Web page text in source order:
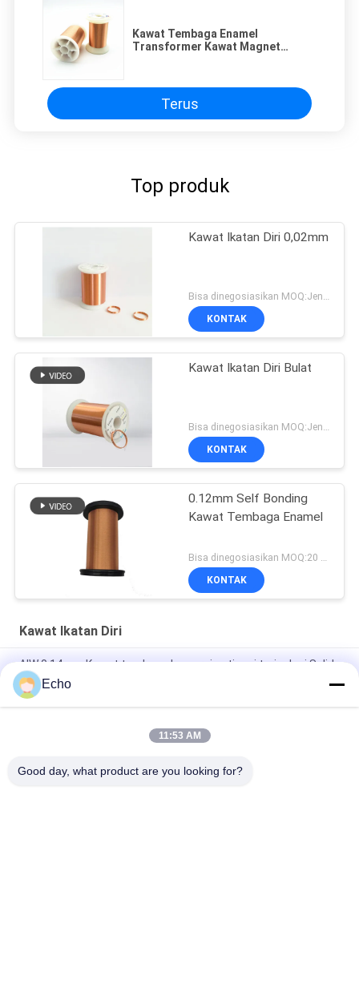
Kawat Tembaga Enamel
Transformer Kawat Magnet
Terus
Top produk
Kawat Ikatan Diri 0,02mm
Bisa dinegosiasikan MOQ:Jenis yang berbeda dengan MOQ berbeda
KONTAK
Kawat Ikatan Diri Bulat
KONTAK
0.12mm Self Bonding
Kawat Tembaga Enamel
KONTAK
Kawat Ikatan Diri
AIW 0,14mm Kawat tembaga kemurnian tinggi terisolasi Solid
enamel
AIW220 0.14mm Hot Wind Enameled Copper Wire untuk Listrik
Gauge 35 AWG Kawat tembaga enamel Kawat magnet yang
Echo
11:53 AM
Good day, what product are you looking for?